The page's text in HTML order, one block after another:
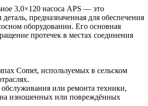
3,0×120 насоса APS — это
предназначенная для обеспечения
оборудовании. Его основная
протечек в местах соединения
Comet, используемых в сельском
или ремонта техники,
изношенных или повреждённых